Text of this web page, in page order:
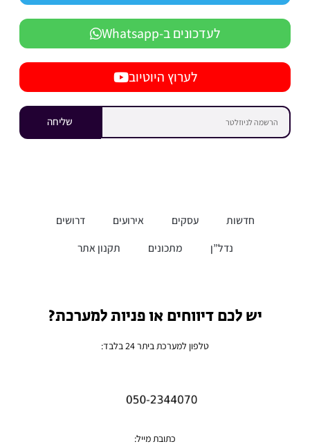
לעדכונים ב-Whatsapp
לערוץ היוטיוב
שליחה
חדשות עסקים אירועים
דרושים
נדל”ן
מתכונים תקנון אתר
יש לכם דיווחים או פניות למערכת?
טלפון למערכת ביתר 24 בלבד:
כתובת מייל: